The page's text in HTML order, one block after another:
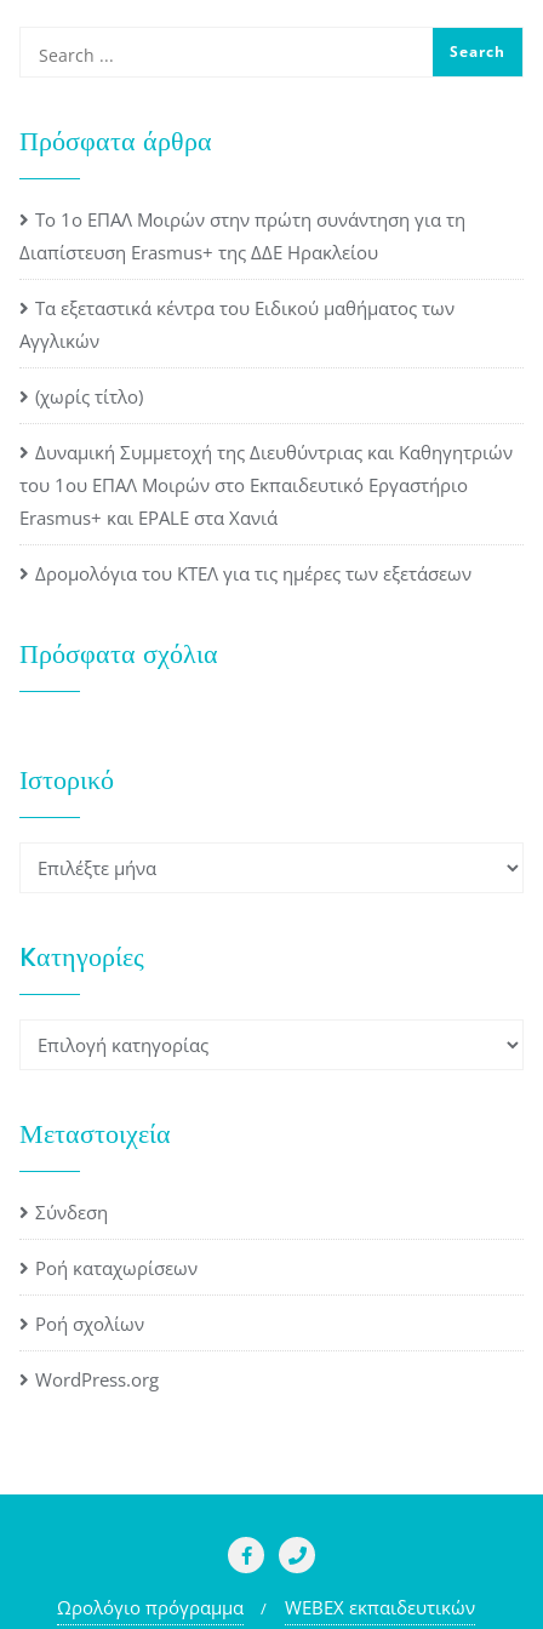
Πρόσφατα άρθρα
Το 1ο ΕΠΑΛ Μοιρών στην πρώτη συνάντηση για τη
Διαπίστευση Erasmus+ της ΔΔΕ Ηρακλείου
Τα εξεταστικά κέντρα του Ειδικού μαθήματος των
Αγγλικών
(χωρίς τίτλο)
Δυναμική Συμμετοχή της Διευθύντριας και Καθηγητριών
του 1ου ΕΠΑΛ Μοιρών στο Εκπαιδευτικό Εργαστήριο
Erasmus+ και EPALE στα Χανιά
Δρομολόγια του ΚΤΕΛ για τις ημέρες των εξετάσεων
Πρόσφατα σχόλια
Ιστορικό
Ιστορικό
Kατηγορίες
Kατηγορίες
Μεταστοιχεία
Σύνδεση
Ροή καταχωρίσεων
Ροή σχολίων
WordPress.org
Ωρολόγιο πρόγραμμα
WEBEX εκπαιδευτικών